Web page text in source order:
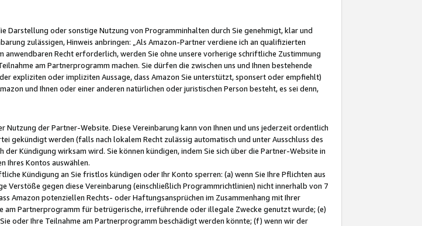
Darstellung oder sonstige Nutzung von Programminhalten durch Sie genehmigt, klar und
zulässigen, Hinweis anbringen: „Als Amazon-Partner verdiene ich an qualifizierten
anwendbaren Recht erforderlich, werden Sie ohne unsere vorherige schriftliche Zustimmung
am Partnerprogramm machen. Sie dürfen die zwischen uns und Ihnen bestehende
expliziten oder impliziten Aussage, dass Amazon Sie unterstützt, sponsert oder empfiehlt)
und Ihnen oder einer anderen natürlichen oder juristischen Person besteht, es sei denn,
der Partner-Website. Diese Vereinbarung kann von Ihnen und uns jederzeit ordentlich
gekündigt werden (falls nach lokalem Recht zulässig automatisch und unter Ausschluss des
Kündigung wirksam wird. Sie können kündigen, indem Sie sich über die Partner-Website in
Ihres Kontos auswählen.
Kündigung an Sie fristlos kündigen oder Ihr Konto sperren: (a) wenn Sie Ihre Pflichten aus
Verstöße gegen diese Vereinbarung (einschließlich Programmrichtlinien) nicht innerhalb von 7
Amazon potenziellen Rechts- oder Haftungsansprüchen im Zusammenhang mit Ihrer
am Partnerprogramm für betrügerische, irreführende oder illegale Zwecke genutzt wurde; (e)
oder Ihre Teilnahme am Partnerprogramm beschädigt werden könnte; (f) wenn wir der